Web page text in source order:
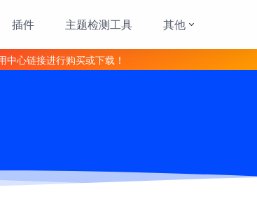
插件 主题检测工具 其他
心链接进行购买或下载！